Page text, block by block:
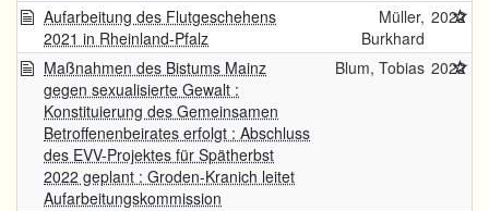
Aufarbeitung des Flutgeschehens
2021 in Rheinland-Pfalz
Müller,
Burkhard
2022
Maßnahmen des Bistums Mainz
gegen sexualisierte Gewalt :
Konstituierung des Gemeinsamen
Betroffenenbeirates erfolgt : Abschluss
des EVV-Projektes für Spätherbst
2022 geplant : Groden-Kranich leitet
Aufarbeitungskommission
Blum, Tobias 2022